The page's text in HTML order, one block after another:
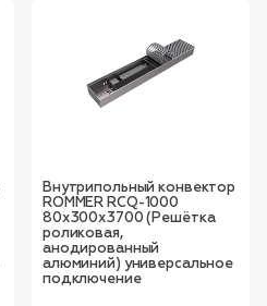
Внутрипольный конвектор
ROMMER RCQ-1000
80х300х3700 (Решётка
роликовая,
анодированный
алюминий) универсальное
подключение